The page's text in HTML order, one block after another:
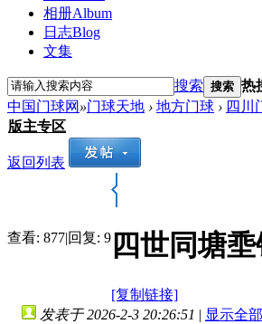
相册Album
日志Blog
文集
搜索 搜索 热
中国门球网 »门球天地 › 地方门球 › 四川
版主专区
返回列表
查看: 877|回复: 9 四世同塘
[复制链接]
发表于 2026-2-3 20:26:51 | 显示全